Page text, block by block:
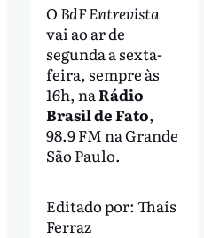
O BdF Entrevista
vai ao ar de
segunda a sexta-
feira, sempre às
16h, naRádio
Brasil de Fato,
98.9 FM na Grande
São Paulo.
Editado por: Thaís
Ferraz